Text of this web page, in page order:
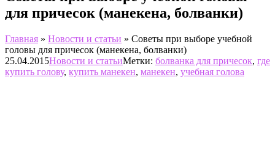
для причесок (манекена, болванки)
Главная » Новости и статьи » Советы при выборе учебной
головы для причесок (манекена, болванки)
25.04.2015Новости и статьиМетки: болванка для причесок, где
купить голову, купить манекен, манекен, учебная голова